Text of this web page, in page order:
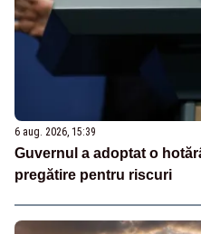
6 aug. 2026, 15:39
Guvernul a adoptat o
pregătire pentru riscuri